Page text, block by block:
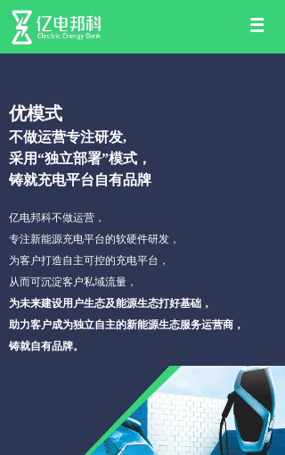
优模式
不做运营专注研发,
采用“独立部署”模式，
铸就充电平台自有品牌
亿电邦科不做运营，
专注新能源充电平台的软硬件研发，
为客户打造自主可控的充电平台，
从而可沉淀客户私域流量，
为未来建设用户生态及能源生态打好基础，
助力客户成为独立自主的新能源生态服务运营商，
铸就自有品牌。